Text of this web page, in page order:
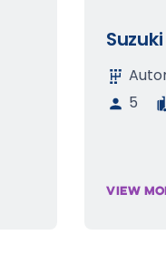
5
VIEW